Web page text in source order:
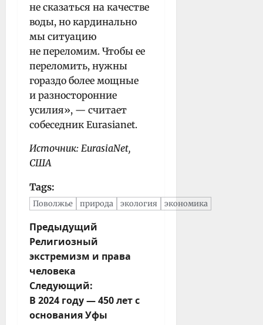
не сказаться на качестве
воды, но кардинально
мы ситуацию
не переломим. Чтобы ее
переломить, нужны
гораздо более мощные
и разносторонние
усилия», — считает
собеседник Eurasianet.
Источник: EurasiaNet,
США
Tags:
Поволжье природа экология экономика
Н
а
в
и
г
а
ц
Предыдущий
Религиозный
экстремизм и права
человека
Следующий:
В 2024 году — 450 лет с
основания Уфы